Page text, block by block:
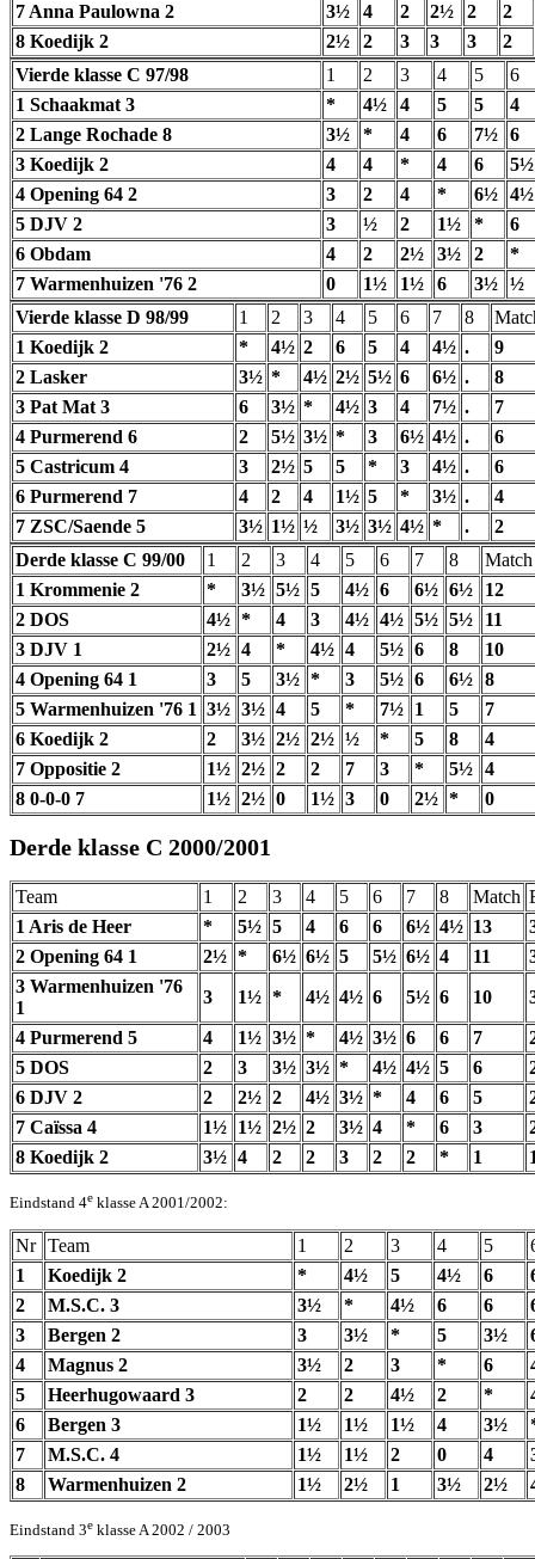
7 Anna Paulowna 2
3½ 4 2 2½ 2
2
8 Koedijk 2
2½ 2 3 3 3
2
Vierde klasse C 97/98
1 2 3 4 5
6
1 Schaakmat 3
* 4½ 4 5 5
4
2 Lange Rochade 8
3½ * 4 6 7½ 6
3 Koedijk 2
4 4 * 4 6
5½
4 Opening 64 2
3 2 4 * 6½ 4½
5 DJV 2
3 ½ 2 1½ *
6
6 Obdam
4 2 2½ 3½ 2
*
7 Warmenhuizen '76 2
0 1½ 1½ 6 3½ ½
Vierde klasse D 98/99
1 2 3 4 5 6 7 8
1 Koedijk 2
* 4½ 2 6 5 4 4½ .
9
2 Lasker
3½ * 4½ 2½ 5½ 6 6½ .
8
3 Pat Mat 3
6 3½ * 4½ 3 4 7½ .
7
4 Purmerend 6
2 5½ 3½ * 3 6½ 4½ .
6
5 Castricum 4
3 2½ 5 5 * 3 4½ .
6
6 Purmerend 7
4 2 4 1½ 5 * 3½ .
4
7 ZSC/Saende 5
3½ 1½ ½ 3½ 3½ 4½ * .
2
Derde klasse C 99/00
1 2 3 4 5 6 7 8
Match
1 Krommenie 2
* 3½ 5½ 5 4½ 6 6½ 6½
12
2 DOS
4½ * 4 3 4½ 4½ 5½ 5½
11
3 DJV 1
2½ 4 * 4½ 4 5½ 6 8
10
4 Opening 64 1
3 5 3½ * 3 5½ 6 6½ 8
5 Warmenhuizen '76 1 3½ 3½ 4 5 * 7½ 1 5
7
6 Koedijk 2
2 3½ 2½ 2½ ½ * 5 8
4
7 Oppositie 2
1½ 2½ 2 2 7 3 * 5½ 4
8 0-0-0 7
1½ 2½ 0 1½ 3 0 2½ * 0
Derde klasse C 2000/2001
Team 1 2 3 4 5 6 7 8 Match
1 Aris de Heer
* 5½ 5 4 6 6 6½ 4½ 13
2 Opening 64 1
2½ * 6½ 6½ 5 5½ 6½ 4 11
3 Warmenhuizen '76
1
3 1½ * 4½ 4½ 6 5½ 6 10
4 Purmerend 5
4 1½ 3½ * 4½ 3½ 6 6 7
5 DOS
2 3 3½ 3½ * 4½ 4½ 5 6
6 DJV 2
2 2½ 2 4½ 3½ * 4 6 5
7 Caïssa 4
1½ 1½ 2½ 2 3½ 4 * 6 3
8 Koedijk 2
3½ 4 2 2 3 2 2 * 1
Eindstand 4e klasse A 2001/2002:
Nr Team 1 2 3 4 5
1
Koedijk 2 * 4½ 5 4½ 6
2
M.S.C. 3 3½ * 4½ 6 6
3
Bergen 2 3 3½ * 5 3½
4
Magnus 2 3½ 2 3 * 6
5
Heerhugowaard 3 2 2 4½ 2 *
6
Bergen 3 1½ 1½ 1½ 4 3½
7
M.S.C. 4 1½ 1½ 2 0 4
8
Warmenhuizen 2 1½ 2½ 1 3½ 2½
Eindstand 3e klasse A 2002 / 2003